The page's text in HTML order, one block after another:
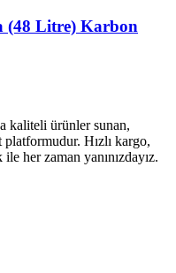
(48 Litre) Karbon
kaliteli ürünler sunan,
Hızlı kargo,
ile her zaman yanınızdayız.